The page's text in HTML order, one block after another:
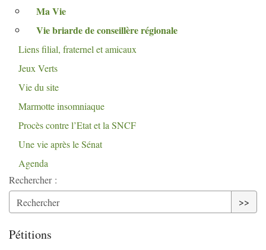
Ma Vie
Vie briarde de conseillère régionale
Liens filial, fraternel et amicaux
Jeux Verts
Vie du site
Marmotte insomniaque
Procès contre l’Etat et la SNCF
Une vie après le Sénat
Agenda
Rechercher :
>>
Pétitions